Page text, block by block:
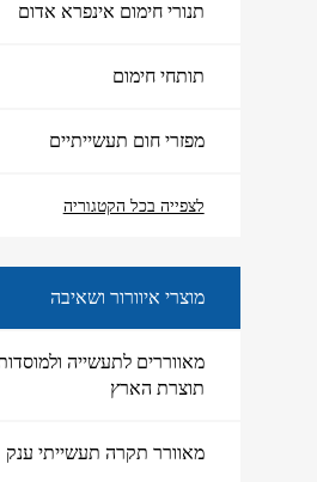
תנורי חימום אינפרא אדום
תותחי חימום
מפזרי חום תעשייתיים
לצפייה בכל הקטגוריה
מוצרי איוורור ושאיבה
מאווררים לתעשייה
תוצרת הארץ
מאוורר תקרה תעשייתי ענק